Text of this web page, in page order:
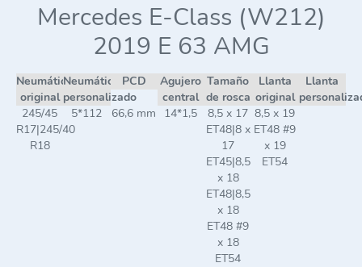
Mercedes E-Class (W212)
2019 E 63 AMG
Neumático
original
Neumático
personalizado
PCD
Agujero
central
Tamaño
de rosca
Llanta
original
Llanta
245/45
R17|245/40
R18
5*112 66,6 mm 14*1,5
8,5 x 17
ET48|8 x
17
ET45|8,5
x 18
ET48|8,5
x 18
ET48 #9
x 18
ET54
8,5 x 19
ET48 #9
x 19
ET54